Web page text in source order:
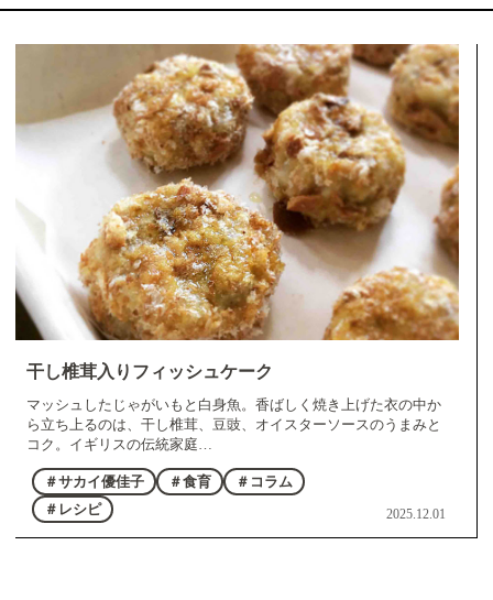
干し椎茸入りフィッシュケーク
マッシュしたじゃがいもと白身魚。香ばしく焼き上げた衣の中か
ら立ち上るのは、干し椎茸、豆豉、オイスターソースのうまみと
コク。イギリスの伝統家庭…
＃サカイ優佳子 ＃食育
＃コラム
＃レシピ
2025.12.01